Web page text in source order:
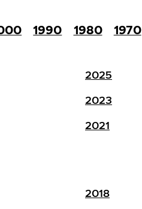
1990 1980 1970
2025
2023
2021
2018